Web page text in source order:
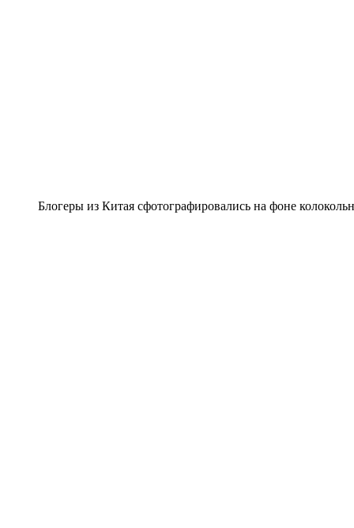
Блогеры из Китая сфотографировались на фоне